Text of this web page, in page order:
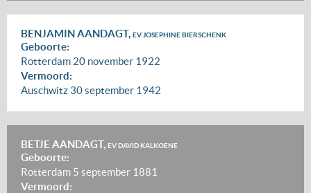
BENJAMIN AANDAGT, EV JOSEPHINE BIERSCHENK
Geboorte:
Rotterdam 20 november 1922
Vermoord:
Auschwitz 30 september 1942
BETJE AANDAGT, EV DAVID KALKOENE
Geboorte:
Rotterdam 5 september 1881
Vermoord: